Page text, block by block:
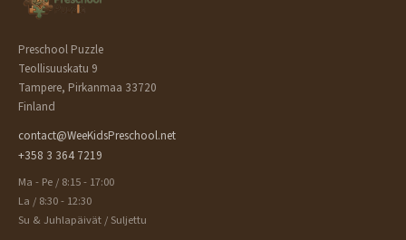
Preschool Puzzle
Teollisuuskatu 9
Tampere, Pirkanmaa 33720
Finland
contact@WeeKidsPreschool.net
+358 3 364 7219
Ma - Pe / 8:15 - 17:00
La / 8:30 - 12:30
Su & Juhlapäivät / Suljettu